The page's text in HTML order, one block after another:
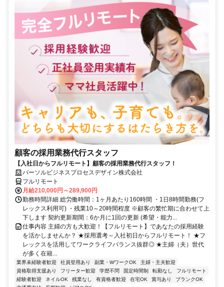
顧客の採用業務代行スタッフ
【入社日からフルリモート】顧客の採用業務代行スタッフ！
パーソルビジネスプロセスデザイン株式会社
フルリモート
月給210,000円～289,900円
勤務時間詳細 総労働時間：1ヶ月あたり160時間 ・1日8時間勤務(フ
レックス利用可) ・残業10～20時間程度 ※顧客の繁忙期に合わせて上
下します 契約更新期間：6か月に1回の更新 (希望・能力...
仕事内容 主婦の方も大歓迎！【フルリモート】であなたの採用経験
を活かしませんか？ ★採用選考～入社初日からフルリモート！ ★フ
レックスを活用してワークライフバランス抜群◎ ★主婦（夫）世代
が多く在籍...
業界未経験者歓迎 社員登用あり 副業・WワークOK
主婦・主夫歓迎
資格取得支援あり
フリーター歓迎 学歴不問 固定時間制 転勤なし
フルリモート
経験者歓迎
ネイルOK 残業なし 有資格者歓迎 在宅OK 賞与あり
ブランクOK